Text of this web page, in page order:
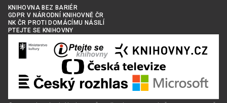
KNIHOVNA BEZ BARIÉR
GDPR V NÁRODNÍ KNIHOVNĚ ČR
NK ČR PROTI DOMÁCÍMU NÁSILÍ
PTEJTE SE KNIHOVNY